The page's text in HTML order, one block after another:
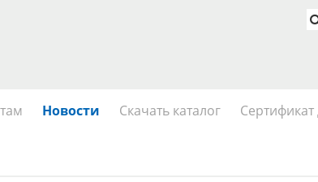
Новости Скачать каталог